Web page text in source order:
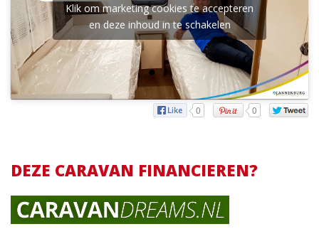
Klik om marketing cookies te accepteren
en deze inhoud in te schakelen
0 0
DEZE CARAVAN FINANCIEREN?